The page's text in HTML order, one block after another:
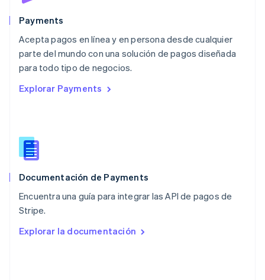
Payments
Acepta pagos en línea y en persona desde cualquier
parte del mundo con una solución de pagos diseñada
para todo tipo de negocios.
Explorar Payments
Documentación de Payments
Encuentra una guía para integrar las API de pagos de
Stripe.
Explorar la documentación
EspañolEnglish
English
Nueva Zelandia
English
NederlandsEnglish
Português
RAE de Hong Kong, China
Reino Unido
República Checa
English
English